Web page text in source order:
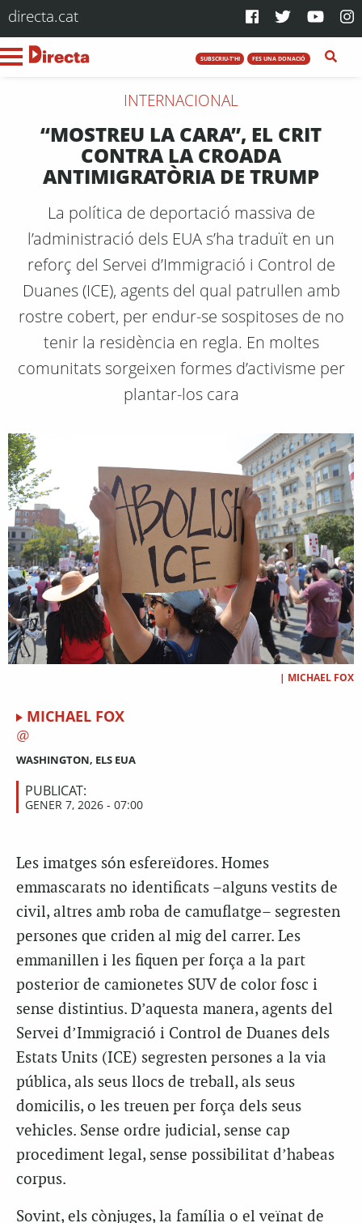
directa.cat
SUBSCRIU-T'HI FES UNA DONACIÓ
INTERNACIONAL
“MOSTREU LA CARA”, EL CRIT
CONTRA LA CROADA
ANTIMIGRATÒRIA DE TRUMP
La política de deportació massiva de
l’administració dels EUA s’ha traduït en un
reforç del Servei d’Immigració i Control de
Duanes (ICE), agents del qual patrullen amb
rostre cobert, per endur-se sospitoses de no
tenir la residència en regla. En moltes
comunitats sorgeixen formes d’activisme per
plantar-los cara
| MICHAEL FOX
MICHAEL FOX
WASHINGTON, ELS EUA
PUBLICAT:
GENER 7, 2026 - 07:00
Les imatges són esfereïdores. Homes
emmascarats no identificats –alguns vestits de
civil, altres amb roba de camuflatge– segresten
persones que criden al mig del carrer. Les
emmanillen i les fiquen per força a la part
posterior de camionetes SUV de color fosc i
sense distintius. D’aquesta manera, agents del
Servei d’Immigració i Control de Duanes dels
Estats Units (ICE) segresten persones a la via
pública, als seus llocs de treball, als seus
domicilis, o les treuen per força dels seus
vehicles. Sense ordre judicial, sense cap
procediment legal, sense possibilitat d’habeas
corpus.
Sovint, els cònjuges, la família o el veïnat de